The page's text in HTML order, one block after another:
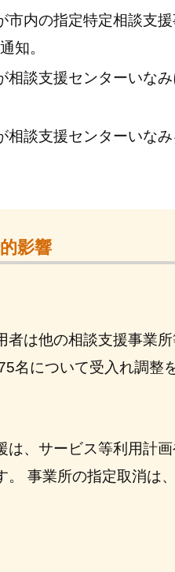
市内の指定特定相談支
知。
相談支援センターいな
相談支援センターいな
影響
は他の相談支援事業
名について受入れ調整
は、サービス等利用計
。 事業所の指定取消は